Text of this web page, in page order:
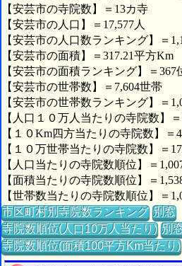
【安芸市の寺院数】＝13カ寺
【安芸市の人口】＝17,577人
【安芸市の人口数ランキング】＝
【安芸市の面積】＝317.21平方Km
【安芸市の面積ランキング】＝
【安芸市の世帯数】＝7,604世帯
【安芸市の世帯数ランキング】＝
【人口１０万人当たりの寺院数】
【１０Km四方当たりの寺院数】＝
【１０万世帯当たりの寺院数】＝
【人口当たりの寺院数順位】＝
【面積当たりの寺院数順位】＝
【世帯数当たりの寺院数順位】＝
市区町村別寺院数ランキング 別窓
寺院数順位(人口10万人当たり) 別
寺院数順位(面積100平方Km当たり)